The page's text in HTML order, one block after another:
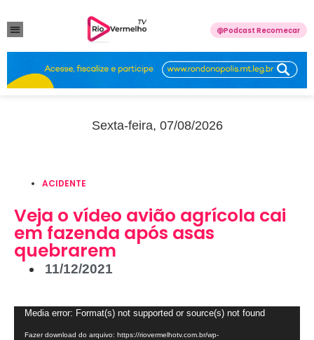
Podcast Recomecar
Sexta-feira, 07/08/2026
ACIDENTE
Veja o vídeo avião agrícola cai
em fazenda após asas
quebrarem
11/12/2021
Tocador
de
Media error: Format(s) not supported or source(s) not found
Fazer download do arquivo: https://riovermelhotv.com.br/wp-